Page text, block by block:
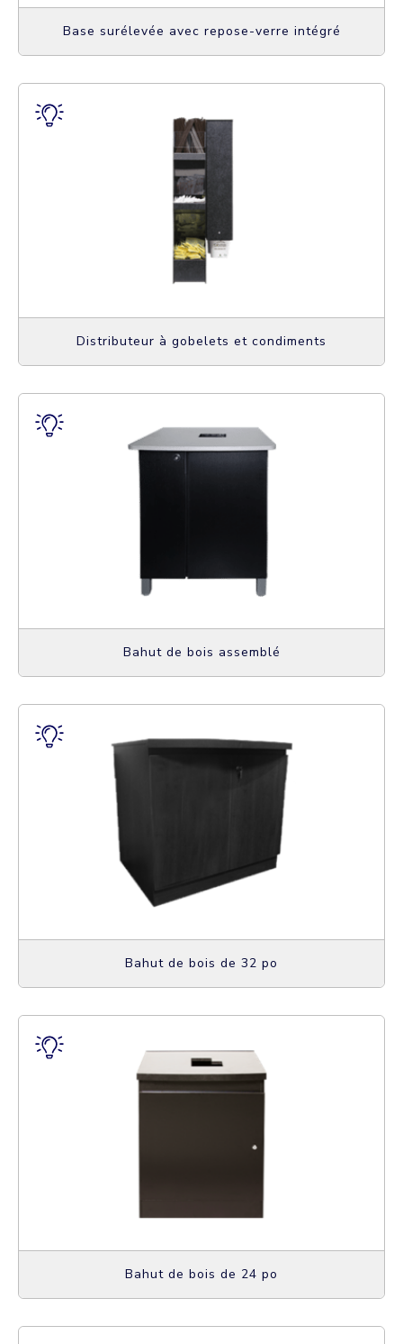
Base surélevée avec repose-verre intégré
Distributeur à gobelets et condiments
Bahut de bois assemblé
Bahut de bois de 32 po
Bahut de bois de 24 po